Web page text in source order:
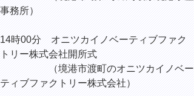
事務所）
14時00分 オニツカイノベーティブファク
トリー株式会社開所式
（境港市渡町のオニツカイノベー
ティブファクトリー株式会社）